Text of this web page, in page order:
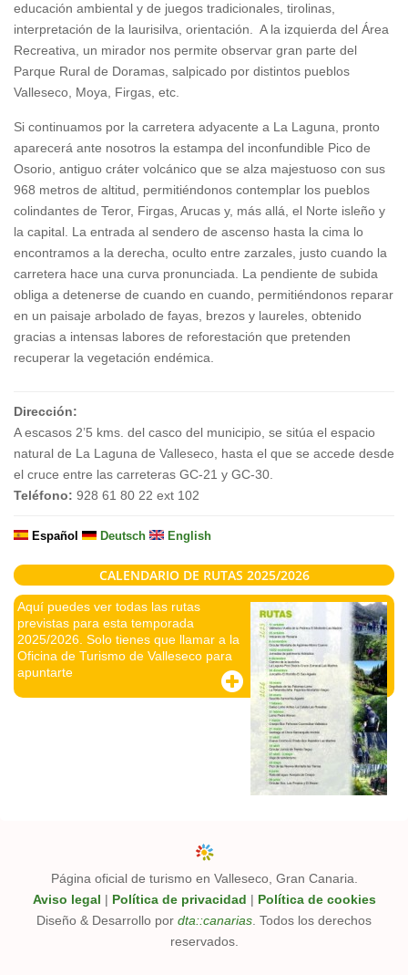
educación ambiental y de juegos tradicionales, tirolinas,
interpretación de la laurisilva, orientación. A la izquierda del Área
Recreativa, un mirador nos permite observar gran parte del
Parque Rural de Doramas, salpicado por distintos pueblos
Valleseco, Moya, Firgas, etc.
Si continuamos por la carretera adyacente a La Laguna, pronto
aparecerá ante nosotros la estampa del inconfundible Pico de
Osorio, antiguo cráter volcánico que se alza majestuoso con sus
968 metros de altitud, permitiéndonos contemplar los pueblos
colindantes de Teror, Firgas, Arucas y, más allá, el Norte isleño y
la capital. La entrada al sendero de ascenso hasta la cima lo
encontramos a la derecha, oculto entre zarzales, justo cuando la
carretera hace una curva pronunciada. La pendiente de subida
obliga a detenerse de cuando en cuando, permitiéndonos reparar
en un paisaje arbolado de fayas, brezos y laureles, obtenido
gracias a intensas labores de reforestación que pretenden
recuperar la vegetación endémica.
Dirección:
A escasos 2’5 kms. del casco del municipio, se sitúa el espacio
natural de La Laguna de Valleseco, hasta el que se accede desde
el cruce entre las carreteras GC-21 y GC-30.
Teléfono: 928 61 80 22 ext 102
Español Deutsch English
CALENDARIO DE RUTAS 2025/2026
Aquí puedes ver todas las rutas
previstas para esta temporada
2025/2026. Solo tienes que llamar a la
Oficina de Turismo de Valleseco para
apuntarte
Página oficial de turismo en Valleseco, Gran Canaria.
Aviso legal | Política de privacidad | Política de cookies
Diseño & Desarrollo por dta::canarias . Todos los derechos
reservados.